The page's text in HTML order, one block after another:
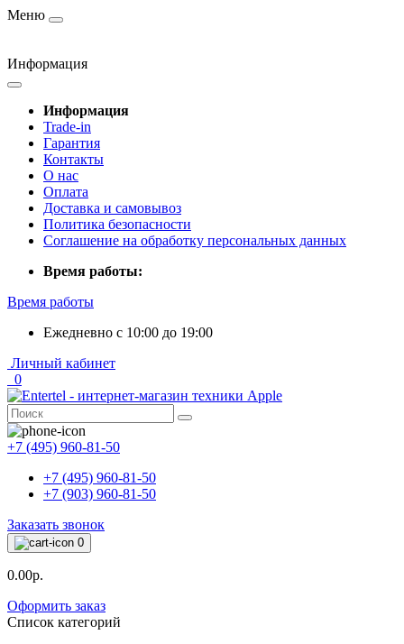
Меню
Информация
Информация
Trade-in
Гарантия
Контакты
О нас
Оплата
Доставка и самовывоз
Политика безопасности
Соглашение на обработку персональных данных
Время работы:
Время работы
Ежедневно с 10:00 до 19:00
Личный кабинет
0
+7 (495) 960-81-50
+7 (495) 960-81-50
+7 (903) 960-81-50
Заказать звонок
0
0.00р.
Оформить заказ
Список категорий